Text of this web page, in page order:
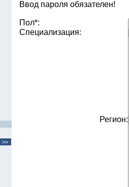
Ввод пароля обязателен!
Пол*:
Cпециализация:
Регион: